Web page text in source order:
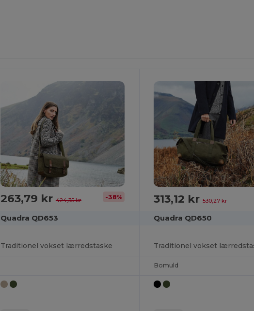
263,79 kr 424,35 kr -38%
Quadra QD653
Traditionel vokset lærredstaske
313,12 kr530,27 kr
Quadra QD650
Traditionel vokset
Bomuld